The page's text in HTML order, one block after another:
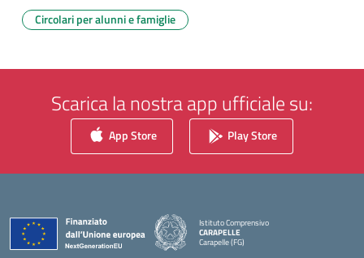
Circolari per alunni e famiglie
Scarica la nostra app ufficiale su:
App Store Play Store
Istituto Comprensivo
CARAPELLE
Carapelle (FG)
— Visita la pagina iniziale della scuola